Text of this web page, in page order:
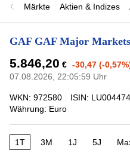
Märkte Aktien & Indizes
GAF GAF Major
5.846,20 € -30,47 (-
07.08.2026, 22:05:59 Uhr
WKN: 972580 ISIN:
Währung: Euro
1T 3M 1J 5J